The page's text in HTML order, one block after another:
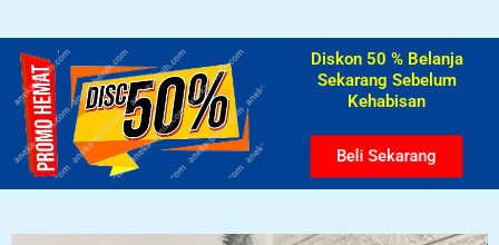
Diskon 50 % Belanja
Sekarang Sebelum
Kehabisan​
Beli Sekarang